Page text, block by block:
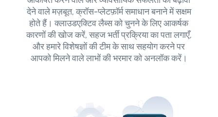
देने वाले मज़बूत, क्रॉस-प्लेटफ़ॉर्म समाधान बनाने में सक्षम
होते हैं। क्लाउडएक्टिव लैब्स को चुनने के लिए आकर्षक
कारणों की खोज करें, सहज भर्ती प्रक्रिया का पता लगाएँ,
और हमारे विशेषज्ञों की टीम के साथ सहयोग करने पर
आपको मिलने वाले लाभों की भरमार को अनलॉक करें।